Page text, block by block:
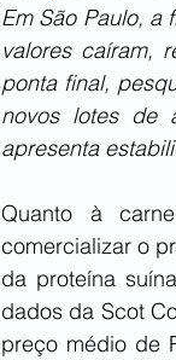
Em São Paulo, a
valores caíram,
ponta final,
novos lotes de
apresenta
Quanto à
comercializar o
da proteína
dados da Scot
preço médio de